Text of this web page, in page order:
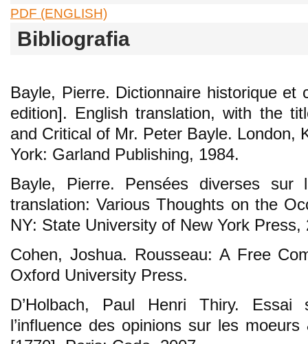
PDF (ENGLISH)
Bibliografia
Bayle, Pierre. Dictionnaire historique et
edition]. English translation, with the
and Critical of Mr. Peter Bayle. London,
York: Garland Publishing, 1984.
Bayle, Pierre. Pensées diverses sur
translation: Various Thoughts on the
NY: State University of New York Press,
Cohen, Joshua. Rousseau: A Free
Oxford University Press.
D’Holbach, Paul Henri Thiry.
l’influence des opinions sur les